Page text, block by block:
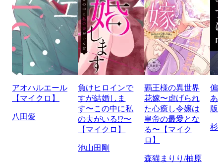
アオハルエール
【マイクロ】
八田愛
負けヒロインで
すが結婚しま
す〜この中に私
の夫がいる!?〜
【マイクロ】
池山田剛
覇王様の異世界
花嫁〜虐げられ
た心癒し令嬢は
皇帝の最愛とな
る〜【マイク
ロ】
森猫まりり/柚原
偏
あ
版
杉